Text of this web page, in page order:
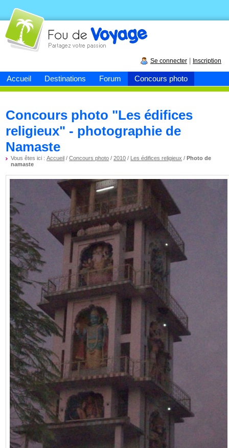
Accueil Destinations Forum Concours photo
Fou devoyage
Se connecter Inscription
Concours photo "Les édifices
religieux" - photographie de
Namaste
Vous êtes ici :Accueil /Concours photo /2010 / Les édifices religieux /Photo de
namaste